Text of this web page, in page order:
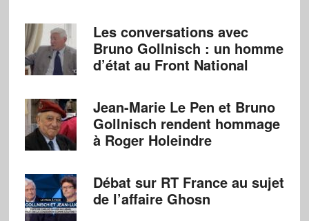
Les conversations avec
Bruno Gollnisch : un homme
d’état au Front National
Jean-Marie Le Pen et Bruno
Gollnisch rendent hommage
à Roger Holeindre
Débat sur RT France au sujet
de l’affaire Ghosn